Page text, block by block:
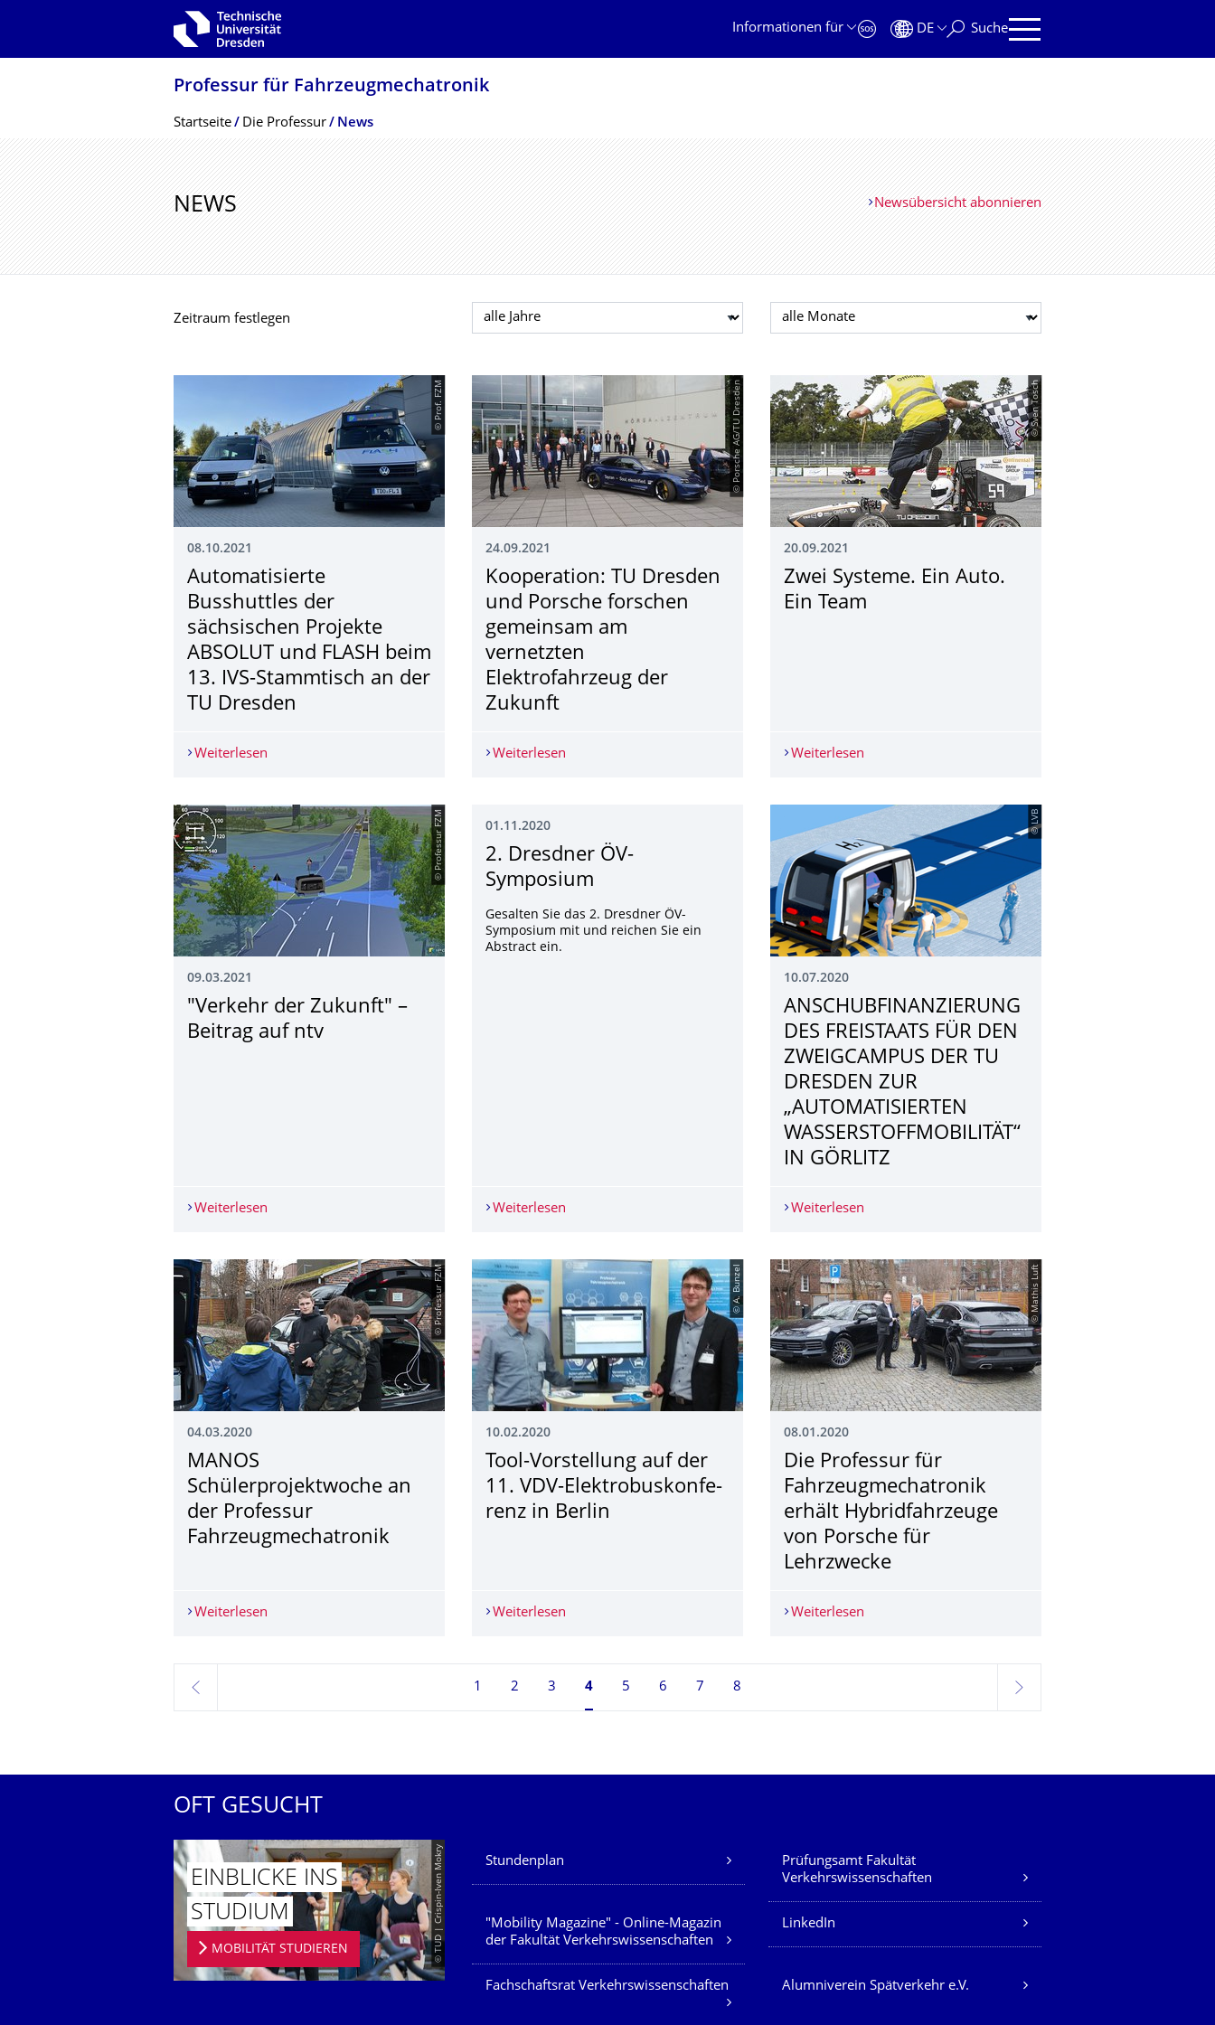
Zur Hauptnavigation springen
Informationen für
DE Suche
Professur für Fahrzeugmechatro­nik
Breadcrumb-Menü
Startseite Die Professur News
NEWS Newsübersicht abonnieren
Zeitraum festlegen Jahr auswählen Monat auswählen
© Prof. FZM
08.10.2021
Automatisierte
Busshuttles der
sächsischen Projekte
ABSOLUT und FLASH beim
13. IVS-Stammtisch an der
TU Dresden
Weiterlesen Automatisierte Busshuttles der sächsischen Projekte ABSOLUT und FLASH beim 13. IVS-Stammtisch an der TU Dresden
© Porsche AG/TU Dresden
24.09.2021
Kooperation: TU Dresden
und Porsche forschen
gemeinsam am
vernetzten
Elektrofahrzeug der
Zukunft
Weiterlesen Kooperation: TU Dresden und Porsche forschen gemeinsam am vernetzten Elektrofahrzeug der Zukunft
© Sven Tosch
20.09.2021
Zwei Systeme. Ein Auto.
Ein Team
Weiterlesen
© Professur FZM
09.03.2021
"Verkehr der Zukunft" –
Beitrag auf ntv
Weiterlesen "Verkehr der Zukunft" – Beitrag auf ntv
01.11.2020
2. Dresdner ÖV-
Symposium
Gesalten Sie das 2. Dresdner ÖV-
Symposium mit und reichen Sie ein
Abstract ein.
Weiterlesen
© LVB
10.07.2020
ANSCHUBFINAN­ZIERUNG
DES FREISTAATS FÜR DEN
ZWEIGCAMPUS DER TU
DRESDEN ZUR
„AUTOMATISIERTEN
WASSERSTOFFMO­BILITÄT“
IN GÖRLITZ
Weiterlesen
© Professur FZM
04.03.2020
MANOS
Schülerprojektwo­che an
der Professur
Fahrzeugmechatro­nik
Weiterlesen MANOS Schülerprojektwoche an der Professur Fahrzeugmechatronik
© A. Bunzel
10.02.2020
Tool-Vorstellung auf der
11. VDV-Elektrobuskonfe­
renz in Berlin
Weiterlesen Tool-Vorstellung auf der 11. VDV-Elektrobuskonferenz in Berlin
© Mathis Luft
08.01.2020
Die Professur für
Fahrzeugmechatro­nik
erhält Hybridfahrzeuge
von Porsche für
Lehrzwecke
Weiterlesen
zurück
1 2 3 Seite 4, aktuell ausgewählt
4 5 6 7 8
weiter
OFT GESUCHT
© TUD | Crispin-Iven Mokry
EINBLICKE INS
STUDIUM
MOBILITÄT STUDIEREN
Unsere Dienste
Stundenplan
Prüfungsamt Fakultät
Verkehrswissenschaften
"Mobility Magazine" - Online-Magazin
der Fakultät Verkehrswissenschaften
LinkedIn
Fachschaftsrat Verkehrswissenschaften Alumniverein Spätverkehr e.V.